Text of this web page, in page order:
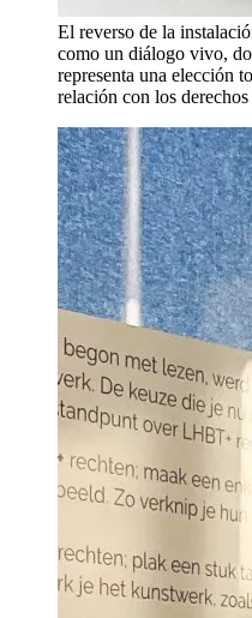
El reverso de la
como un diálogo vivo,
representa una elección
relación con los derechos